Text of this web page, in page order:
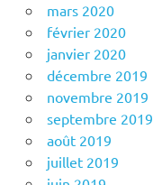
mars 2020
février 2020
janvier 2020
décembre 2019
novembre 2019
septembre 2019
août 2019
juillet 2019